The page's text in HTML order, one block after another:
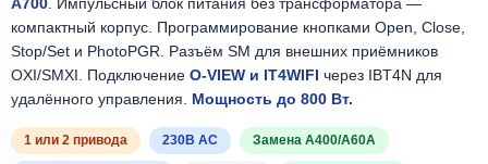
компактный корпус. Программирование кнопками Open, Close,
Stop/Set и PhotoPGR. Разъём SM для внешних приёмников
OXI/SMXI. Подключение O-VIEW и IT4WIFI через IBT4N для
удалённого управления. Мощность до 800 Вт.
1 или 2 привода 230В AC Замена A400/A60A